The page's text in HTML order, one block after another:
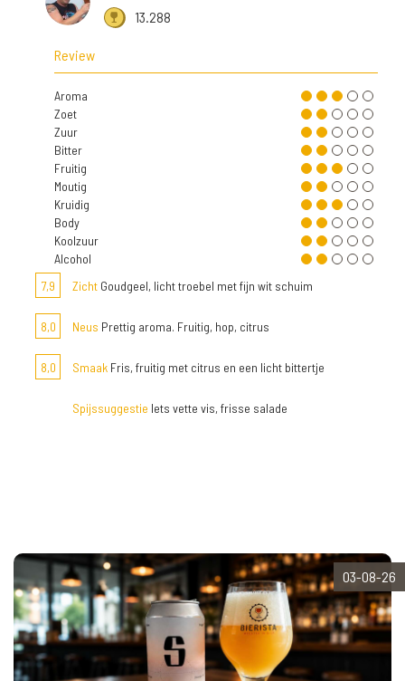
13.288
Review
Aroma
Zoet
Zuur
Bitter
Fruitig
Moutig
Kruidig
Body
Koolzuur
Alcohol
7,9
Zicht Goudgeel, licht troebel met fijn wit schuim
8,0 Neus Prettig aroma. Fruitig, hop, citrus
8,0 Smaak Fris, fruitig met citrus en een licht bittertje
Spijssuggestie Iets vette vis, frisse salade
03-08-26